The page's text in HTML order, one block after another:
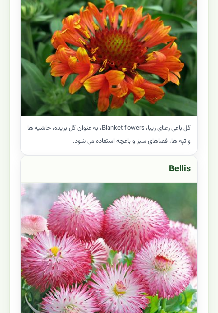
گل باغی رعنای زیبا، Blanket flowers، به عنوان گل بریده، حاشیه ها
و تپه ها، فضاهای سبز و باغچه استفاده می شود.
Bellis